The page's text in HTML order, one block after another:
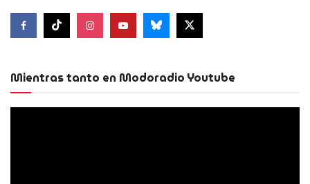
Mientras tanto en Modoradio Youtube